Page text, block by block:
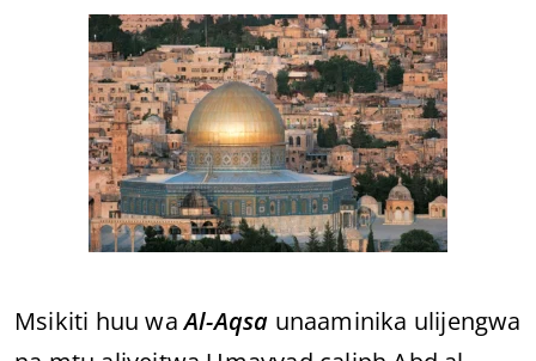
Msikiti huu waAl-Aqsa unaaminika ulijengwa